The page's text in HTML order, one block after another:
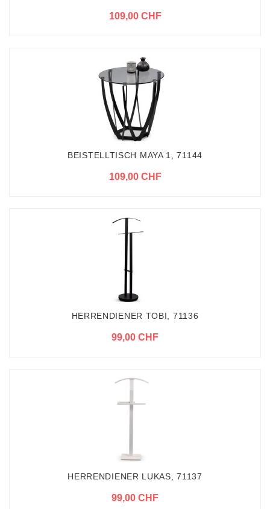
109,00 CHF
BEISTELLTISCH MAYA 1, 71144
109,00 CHF
HERRENDIENER TOBI, 71136
99,00 CHF
HERRENDIENER LUKAS, 71137
99,00 CHF